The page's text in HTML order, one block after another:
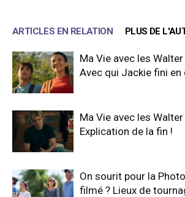
ARTICLES EN RELATION PLUS DE
Ma Vie avec les
Avec qui Jackie fini en
Ma Vie avec les
Explication de la fin !
On sourit pour la
filmé ? Lieux de